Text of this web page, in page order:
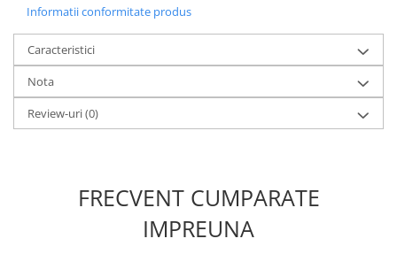
Informatii conformitate produs
Caracteristici
Nota
Review-uri(0)
FRECVENT CUMPARATE
IMPREUNA